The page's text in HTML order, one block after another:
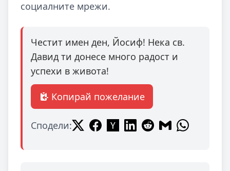
социалните мрежи.
Честит имен ден, Йосиф! Нека св.
Давид ти донесе много радост и
успехи в живота!
Копирай пожелание
Сподели: